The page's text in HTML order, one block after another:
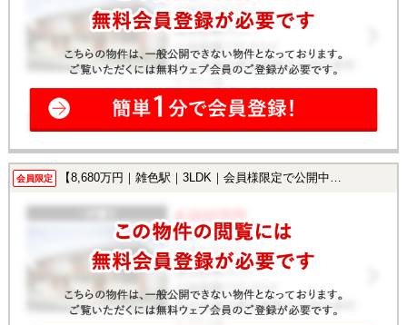
会員限定 【8,680万円｜雑色駅｜3LDK｜会員様限定で公開中！】